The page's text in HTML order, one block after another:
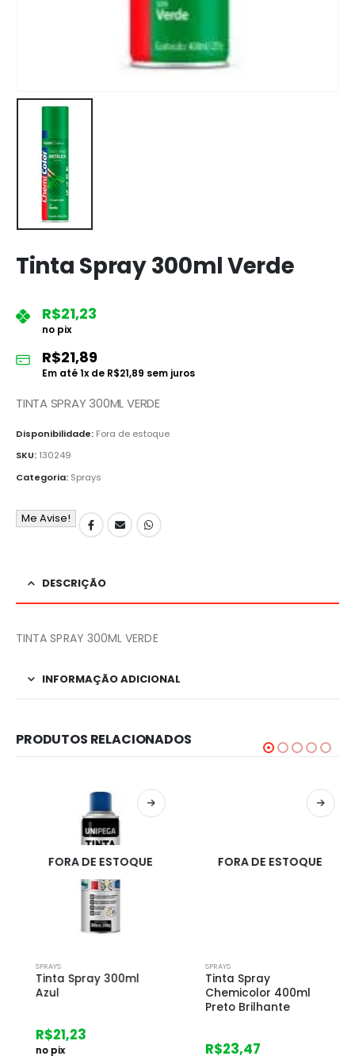
Tinta Spray 300ml Verde
R$21,23
no pix
R$21,89
Em até1x de R$21,89 sem juros
TINTA SPRAY 300ML VERDE
Disponibilidade: Fora de estoque
SKU: 130249
Categoria: Sprays
Me Avise!
DESCRIÇÃO
TINTA SPRAY 300ML VERDE
INFORMAÇÃO ADICIONAL
PRODUTOS RELACIONADOS
FORA DE ESTOQUE
SPRAYS
Tinta Spray 300ml
Azul
R$21,23
no pix
FORA DE ESTOQUE
SPRAYS
Tinta Spray
Chemicolor 400ml
Preto Brilhante
R$23,47